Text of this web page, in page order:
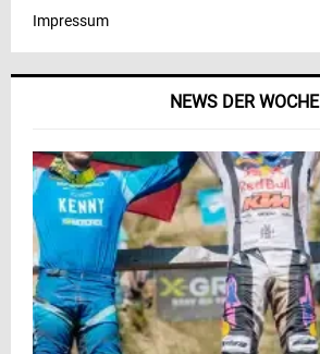
NEWS DER WOCHE
Impressum